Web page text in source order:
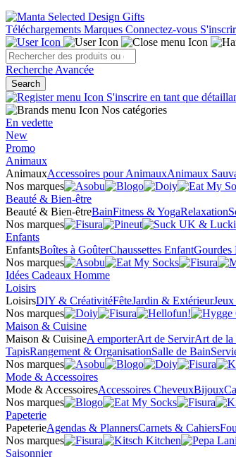
Téléchargements Marques Connectez-vous
Recherche Avancée
Search
S'inscrire en tant que
Nos catégories
En vedette
New
Promo
Animaux
AnimauxAccessoires pour AnimauxAnimaux
Nos marques
Beauté & Bien-être
Beauté & Bien-êtreBainFitness & YogaRelaxation
Nos marques
Enfants
EnfantsBoîtes à GoûterChaussettes EnfantGourdes
Nos marques
Idées Cadeaux Homme
Loisirs
LoisirsDIY & CréativitéFêteJardin & Extérieur
Nos marques
Maison & Cuisine
Maison & CuisineA emporterArt de ServirArt de la
TapisRangement & OrganisationSalle de Bain
Nos marques
Mode & Accessoires
Mode & AccessoiresAccessoires CheveuxBijoux
Nos marques
Papeterie
PapeterieAgendas & PlannersCarnets & Cahiers
Nos marques
Saisonnier